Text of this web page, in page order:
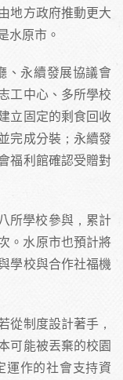
地方政府推動更大
水原市。
、永續發展協議會
工中心、多所學校
立固定的剩食回收
完成分裝；永續發
福利館確認受贈對
所學校參與，累計
。水原市也預計將
學校與合作社福機
從制度設計著手，
可能被丟棄的校園
運作的社會支持資